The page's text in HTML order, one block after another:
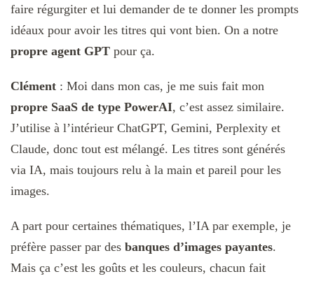
faire régurgiter et lui demander de te donner les prompts
idéaux pour avoir les titres qui vont bien. On a notre
propre agent GPT pour ça.
Clément : Moi dans mon cas, je me suis fait mon
propre SaaS de type PowerAI, c’est assez similaire.
J’utilise à l’intérieur ChatGPT, Gemini, Perplexity et
Claude, donc tout est mélangé. Les titres sont générés
via IA, mais toujours relu à la main et pareil pour les
images.
A part pour certaines thématiques, l’IA par exemple, je
préfère passer par des banques d’images payantes.
Mais ça c’est les goûts et les couleurs, chacun fait